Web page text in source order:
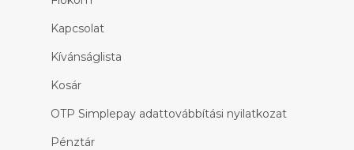
Kapcsolat
Kívánságlista
Kosár
OTP Simplepay adattovábbítási nyilatkozat
Pénztár